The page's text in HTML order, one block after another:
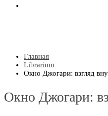
Главная
Librarium
Окно Джогари: взгляд
Окно Джогари: